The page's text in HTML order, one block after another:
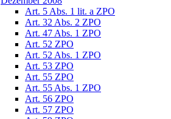
Art. 5 Abs. 1 lit. a ZPO
Art. 32 Abs. 2 ZPO
Art. 47 Abs. 1 ZPO
Art. 52 ZPO
Art. 52 Abs. 1 ZPO
Art. 53 ZPO
Art. 55 ZPO
Art. 55 Abs. 1 ZPO
Art. 56 ZPO
Art. 57 ZPO